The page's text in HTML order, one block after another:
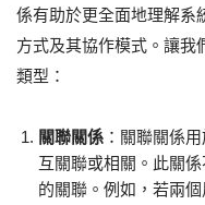
係有助於更全面地理解系
方式及其協作模式。讓我
類型：
關聯關係 ：關聯關係
互關聯或相關。此關
的關聯。例如，若兩